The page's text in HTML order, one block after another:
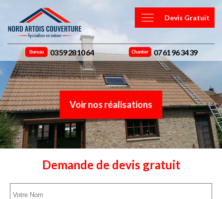
Devis Gratuit
Bureau 03 59 28 10 64 Chantier 07 61 96 34 39
Voir nos réalisations
Demande de devis gratuit